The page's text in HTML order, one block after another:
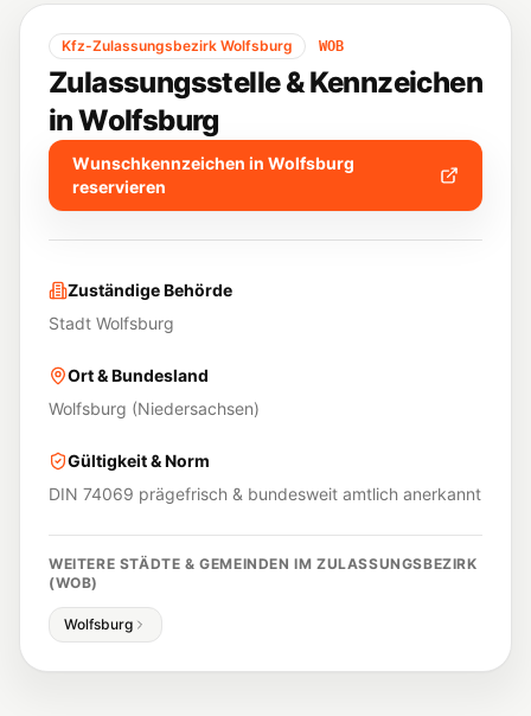
Kfz-Zulassungsbezirk Wolfsburg WOB
Zulassungsstelle & Kennzeichen
inWolfsburg
Wunschkennzeichen in Wolfsburg
reservieren
Zuständige Behörde
Stadt Wolfsburg
Ort & Bundesland
Wolfsburg (Niedersachsen)
Gültigkeit & Norm
DIN 74069 prägefrisch & bundesweit amtlich anerkannt
WEITERE STÄDTE & GEMEINDEN IM ZULASSUNGSBEZIRK
(WOB)
Wolfsburg